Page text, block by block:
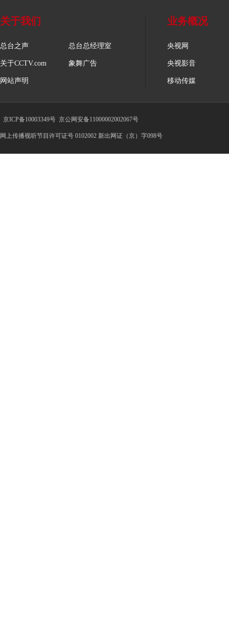
关于我们
总台之声 总台总经理室
关于CCTV.com 象舞广告
网站声明
业务概况
央视网
央视影音
移动传媒
京ICP备10003349号 京公网安备11000002002067号
网上传播视听节目许可证号 0102002 新出网证（京）字098号